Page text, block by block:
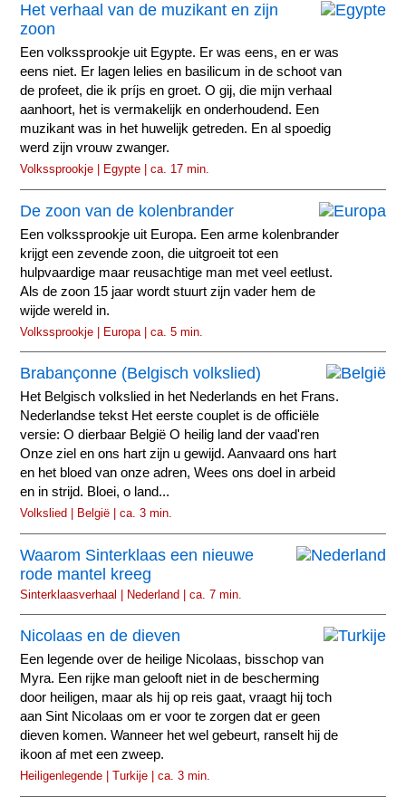
Het verhaal van de muzikant en zijn
zoon
Een volkssprookje uit Egypte. Er was eens, en er was
eens niet. Er lagen lelies en basilicum in de schoot van
de profeet, die ik príjs en groet. O gij, die mijn verhaal
aanhoort, het is vermakelijk en onderhoudend. Een
muzikant was in het huwelijk getreden. En al spoedig
werd zijn vrouw zwanger.
Volkssprookje | Egypte | ca. 17 min.
De zoon van de kolenbrander
Een volkssprookje uit Europa. Een arme kolenbrander
krijgt een zevende zoon, die uitgroeit tot een
hulpvaardige maar reusachtige man met veel eetlust.
Als de zoon 15 jaar wordt stuurt zijn vader hem de
wijde wereld in.
Volkssprookje | Europa | ca. 5 min.
Brabançonne (Belgisch volkslied)
Het Belgisch volkslied in het Nederlands en het Frans.
Nederlandse tekst Het eerste couplet is de officiële
versie: O dierbaar België O heilig land der vaad'ren
Onze ziel en ons hart zijn u gewijd. Aanvaard ons hart
en het bloed van onze adren, Wees ons doel in arbeid
en in strijd. Bloei, o land...
Volkslied | België | ca. 3 min.
Waarom Sinterklaas een nieuwe
rode mantel kreeg
Sinterklaasverhaal | Nederland | ca. 7 min.
Nicolaas en de dieven
Een legende over de heilige Nicolaas, bisschop van
Myra. Een rijke man gelooft niet in de bescherming
door heiligen, maar als hij op reis gaat, vraagt hij toch
aan Sint Nicolaas om er voor te zorgen dat er geen
dieven komen. Wanneer het wel gebeurt, ranselt hij de
ikoon af met een zweep.
Heiligenlegende | Turkije | ca. 3 min.